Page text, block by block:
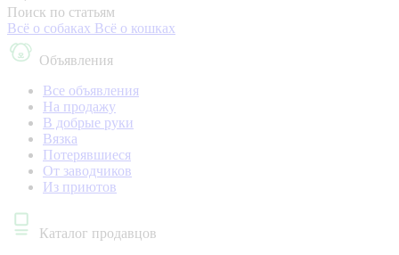
Поиск по статьям
Всё о собаках Всё о кошках
Объявления
Все объявления
На продажу
В добрые руки
Вязка
Потерявшиеся
От заводчиков
Из приютов
Каталог продавцов